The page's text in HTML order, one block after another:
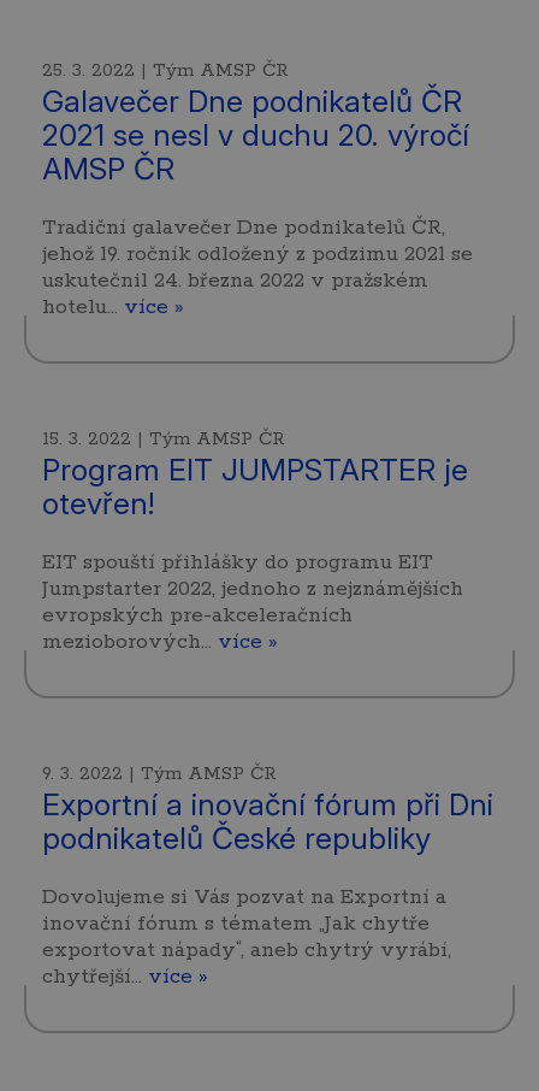
25. 3. 2022 | Tým AMSP ČR
Galavečer Dne podnikatelů ČR
2021 se nesl v duchu 20. výročí
AMSP ČR
Tradiční galavečer Dne podnikatelů ČR,
jehož 19. ročník odložený z podzimu 2021 se
uskutečnil 24. března 2022 v pražském
hotelu… více »
15. 3. 2022 | Tým AMSP ČR
Program EIT JUMPSTARTER je
otevřen!
EIT spouští přihlášky do programu EIT
Jumpstarter 2022, jednoho z nejznámějších
evropských pre-akceleračních
mezioborových… více »
9. 3. 2022 | Tým AMSP ČR
Exportní a inovační fórum při Dni
podnikatelů České republiky
Dovolujeme si Vás pozvat na Exportní a
inovační fórum s tématem „Jak chytře
exportovat nápady“, aneb chytrý vyrábí,
chytřejší… více »